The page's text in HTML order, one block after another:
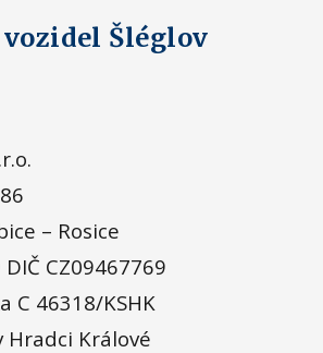
Šléglov
– Rosice
CZ09467769
C 46318/KSHK
Hradci Králové